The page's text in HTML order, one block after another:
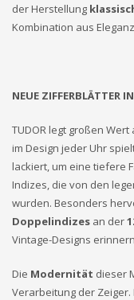
der Herstellung
Kombination aus
NEUE ZIFFERBLÄTTER
TUDOR legt großen
im Design jeder Uhr
lackiert, um eine tiefere
Indizes, die von den
wurden. Besonders
Doppelindizes an der
Vintage-Designs
Die Modernität dieser
Verarbeitung der Zeiger.